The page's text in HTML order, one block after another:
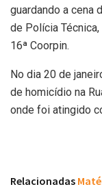
guardando a cena
de Polícia
16ª Coorpin.
No dia 20 de
de homicídio na
onde foi atingido
Relacionadas